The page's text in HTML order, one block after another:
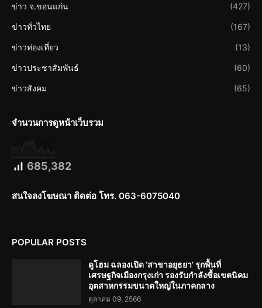
ข่าว จ.ขอนแก่น (427)
ข่าวทั่วไทย (167)
ข่าวท่องเที่ยว (13)
ข่าวประชาสัมพันธ์ (60)
ข่าวสังคม (65)
จำนวนการดูหน้าเว็บรวม
685,382
สนใจลงโฆษณา ติดต่อ โทร. 063-6075040
POPULAR POSTS
ดูโฮม ฉลองเปิด ‘สาขาอยุธยา’ รุกพื้นที่
เศรษฐกิจเมืองกรุงเก่า รองรับกำลังซื้อเขตนิคม
อุตสาหกรรมขนาดใหญ่ในภาคกลาง
ตุลาคม 09, 2566